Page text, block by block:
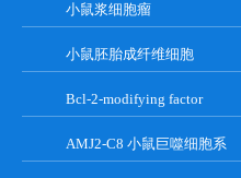
小鼠浆细胞瘤
小鼠胚胎成纤维细胞
Bcl-2-modifying factor
AMJ2-C8 小鼠巨噬细胞系